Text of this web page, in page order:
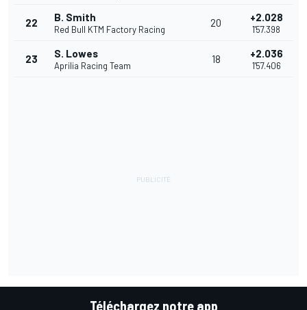
22 B. Smith
Red Bull KTM Factory Racing
20 +2.028
1'57.398
23 S. Lowes
Aprilia Racing Team
18 +2.036
1'57.406
Téléchargez notre app